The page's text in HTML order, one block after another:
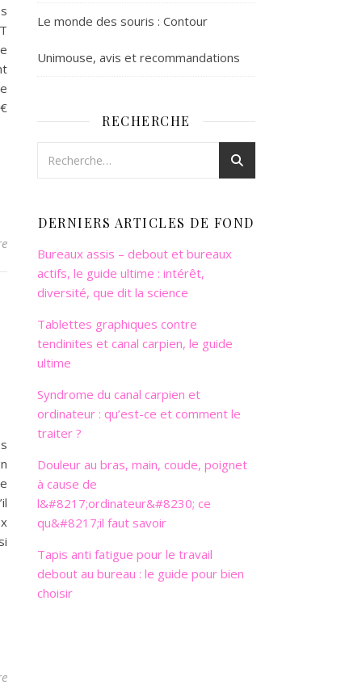
Le monde des souris : Contour
Unimouse, avis et recommandations
RECHERCHE
DERNIERS ARTICLES DE FOND
Bureaux assis – debout et bureaux
actifs, le guide ultime : intérêt,
diversité, que dit la science
Tablettes graphiques contre
tendinites et canal carpien, le guide
ultime
Syndrome du canal carpien et
ordinateur : qu’est-ce et comment le
traiter ?
Douleur au bras, main, coude, poignet
à cause de
l&#8217;ordinateur&#8230; ce
qu&#8217;il faut savoir
Tapis anti fatigue pour le travail
debout au bureau : le guide pour bien
choisir